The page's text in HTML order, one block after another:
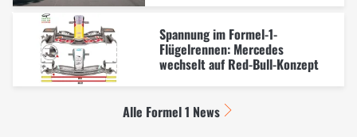
Spannung im Formel-1-
Flügelrennen: Mercedes
wechselt auf Red-Bull-Konzept
Alle Formel 1 News